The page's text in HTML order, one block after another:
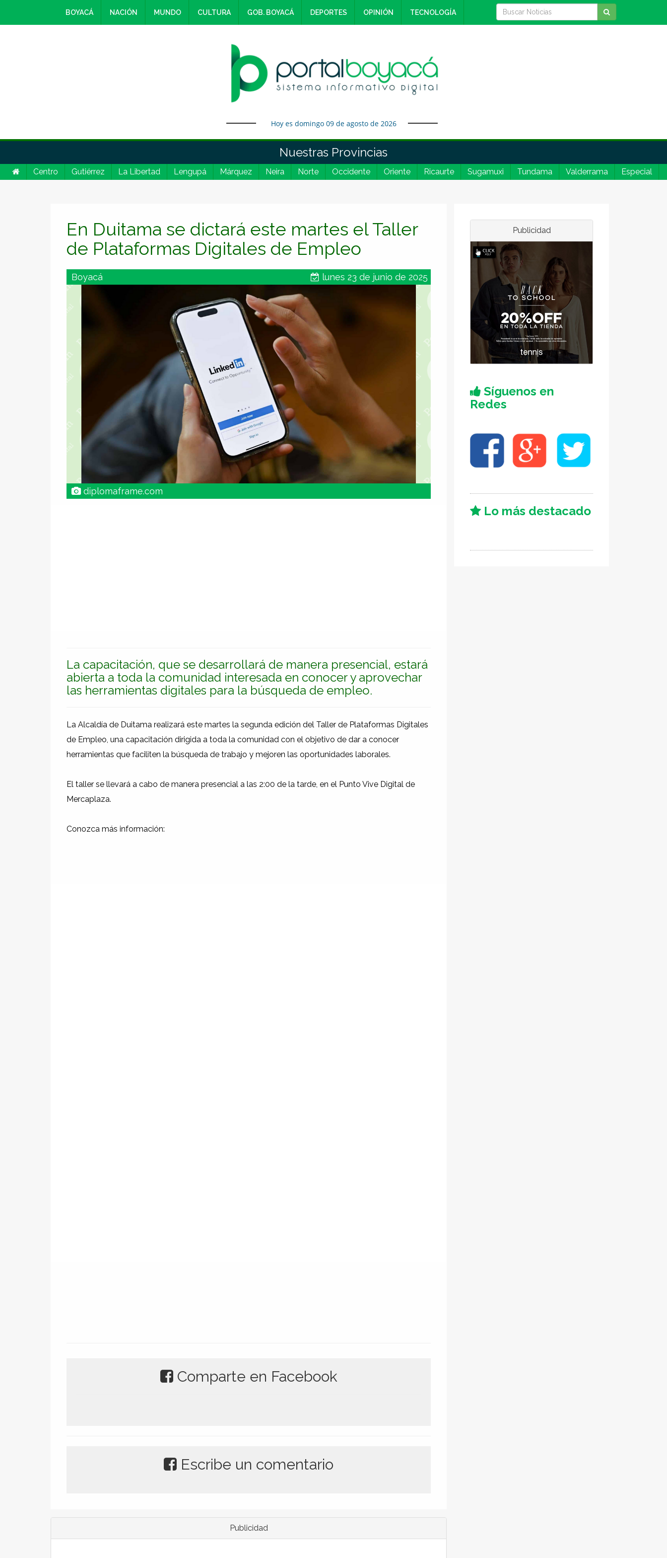
BOYACÁ NACIÓN MUNDO CULTURA GOB. BOYACÁ DEPORTES OPINIÓN TECNOLOGÍA
Hoy es domingo 09 de agosto de 2026
Nuestras Provincias
Centro Gutiérrez La Libertad Lengupá Márquez Neira Norte Occidente Oriente Ricaurte Sugamuxi Tundama Valderrama Especial
En Duitama se dictará este martes el Taller
de Plataformas Digitales de Empleo
Boyacá lunes 23 de junio de 2025
diplomaframe.com
La capacitación, que se desarrollará de manera presencial, estará
abierta a toda la comunidad interesada en conocer y aprovechar
las herramientas digitales para la búsqueda de empleo.
La Alcaldía de Duitama realizará este martes la segunda edición del Taller de Plataformas Digitales
de Empleo, una capacitación dirigida a toda la comunidad con el objetivo de dar a conocer
herramientas que faciliten la búsqueda de trabajo y mejoren las oportunidades laborales.
El taller se llevará a cabo de manera presencial a las 2:00 de la tarde, en el Punto Vive Digital de
Mercaplaza.
Conozca más información:
Comparte en Facebook
Escribe un comentario
Publicidad
Publicidad
Síguenos en
Redes
Lo más destacado